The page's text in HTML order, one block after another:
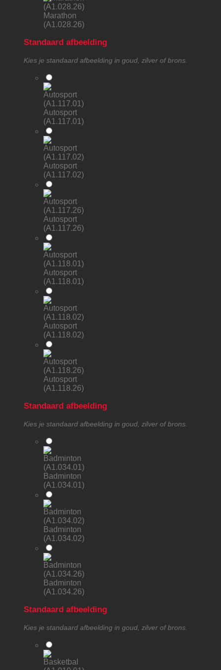
Marathon
(A1.028.26)
Standaard afbeelding
Kies je standaard afbeelding in goud, zilver of brons.
Autosport
(A1.117.01)
Autosport
(A1.117.02)
Autosport
(A1.117.26)
Autosport
(A1.118.01)
Autosport
(A1.118.02)
Autosport
(A1.118.26)
Standaard afbeelding
Kies je standaard afbeelding in goud, zilver of brons.
Badminton
(A1.034.01)
Badminton
(A1.034.02)
Badminton
(A1.034.26)
Standaard afbeelding
Kies je standaard afbeelding in goud, zilver of brons.